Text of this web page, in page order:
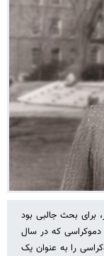
برای بحث جالبی بود
دموکراسی که در سال
را به عنوان یک